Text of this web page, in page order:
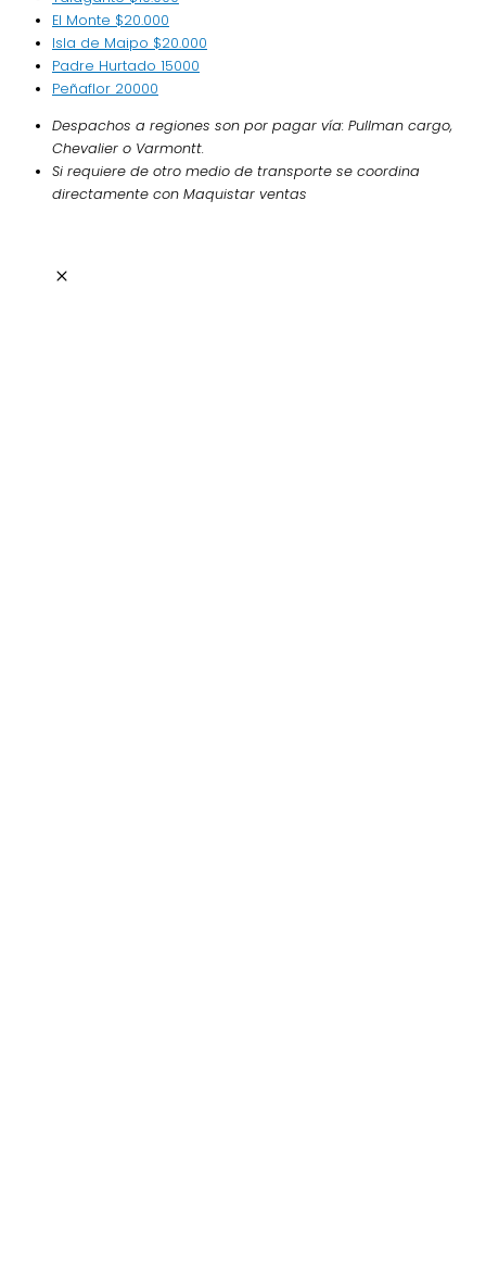
El Monte $20.000
Isla de Maipo $20.000
Padre Hurtado 15000
Peñaflor 20000
Despachos a regiones son por pagar vía: Pullman cargo,
Chevalier o Varmontt.
Si requiere de otro medio de transporte se coordina
directamente con Maquistar ventas